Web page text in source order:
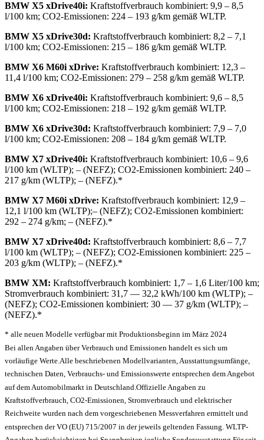
BMW X5 xDrive40i: Kraftstoffverbrauch kombiniert: 9,9 – 8,5
l/100 km; CO2-Emissionen: 224 – 193 g/km gemäß WLTP.
BMW X5 xDrive30d: Kraftstoffverbrauch kombiniert: 8,2 – 7,1
l/100 km; CO2-Emissionen: 215 – 186 g/km gemäß WLTP.
BMW X6 M60i xDrive: Kraftstoffverbrauch kombiniert: 12,3 –
11,4 l/100 km; CO2-Emissionen: 279 – 258 g/km gemäß WLTP.
BMW X6 xDrive40i: Kraftstoffverbrauch kombiniert: 9,6 – 8,5
l/100 km; CO2-Emissionen: 218 – 192 g/km gemäß WLTP.
BMW X6 xDrive30d: Kraftstoffverbrauch kombiniert: 7,9 – 7,0
l/100 km; CO2-Emissionen: 208 – 184 g/km gemäß WLTP.
BMW X7 xDrive40i: Kraftstoffverbrauch kombiniert: 10,6 – 9,6
l/100 km (WLTP); – (NEFZ); CO2-Emissionen kombiniert: 240 –
217 g/km (WLTP); – (NEFZ).*
BMW X7 M60i xDrive: Kraftstoffverbrauch kombiniert: 12,9 –
12,1 l/100 km (WLTP);– (NEFZ); CO2-Emissionen kombiniert:
292 – 274 g/km; – (NEFZ).*
BMW X7 xDrive40d: Kraftstoffverbrauch kombiniert: 8,6 – 7,7
l/100 km (WLTP); – (NEFZ); CO2-Emissionen kombiniert: 225 –
203 g/km (WLTP); – (NEFZ).*
BMW XM: Kraftstoffverbrauch kombiniert: 1,7 – 1,6 Liter/100 km;
Stromverbrauch kombiniert: 31,7 — 32,2 kWh/100 km (WLTP); –
(NEFZ); CO2-Emissionen kombiniert: 30 — 37 g/km (WLTP); –
(NEFZ).*
* alle neuen Modelle verfügbar mit Produktionsbeginn im März 2024
Bei allen Angaben über Verbrauch und Emissionen handelt es sich um
vorläufige Werte.Alle beschriebenen Modellvarianten, Ausstattungsumfänge,
technischen Daten, Verbrauchs- und Emissionswerte entsprechen dem Angebot
auf dem Automobilmarkt in Deutschland. Offizielle Angaben zu
Kraftstoffverbrauch, CO2-Emissionen, Stromverbrauch und elektrischer
Reichweite wurden nach dem vorgeschriebenen Messverfahren ermittelt und
entsprechen der VO (EU) 715/2007 in der jeweils geltenden Fassung. WLTP-